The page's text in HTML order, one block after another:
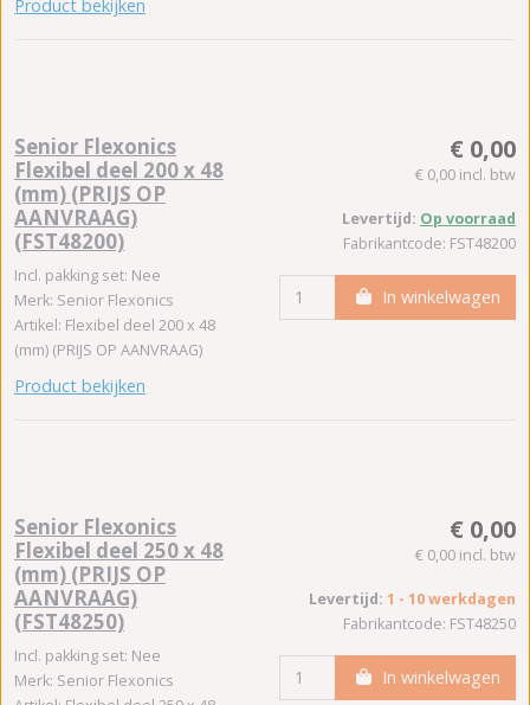
Product bekijken
Senior Flexonics
Flexibel deel 200 x 48
(mm) (PRIJS OP
AANVRAAG)
(FST48200)
Incl. pakking set: Nee
Merk: Senior Flexonics
Artikel: Flexibel deel 200 x 48
(mm) (PRIJS OP AANVRAAG)
Product bekijken
€ 0,00
€ 0,00 incl. btw
Levertijd: Op voorraad
Fabrikantcode: FST48200
In winkelwagen
Senior Flexonics
Flexibel deel 250 x 48
(mm) (PRIJS OP
AANVRAAG)
(FST48250)
Incl. pakking set: Nee
Merk: Senior Flexonics
€ 0,00
€ 0,00 incl. btw
Levertijd: 1 - 10 werkdagen
Fabrikantcode: FST48250
In winkelwagen